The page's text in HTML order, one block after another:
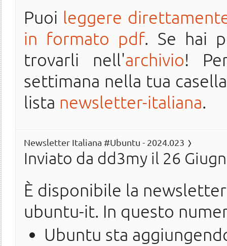
Puoi leggere
in formato pdf. Se hai
trovarli nell'archivio!
settimana nella tua
lista newsletter-italiana.
Newsletter Italiana #Ubuntu - 2024.023
Inviato da dd3my il 26
È disponibile la
ubuntu-it. In questo
Ubuntu sta